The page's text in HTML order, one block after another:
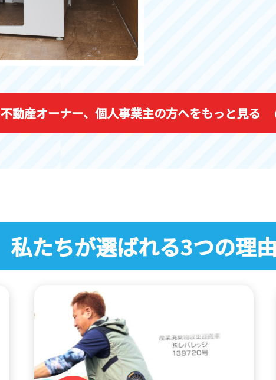
不動産オーナー、 個人事業主の方へをもっと見る
私たちが選ばれる3つの理